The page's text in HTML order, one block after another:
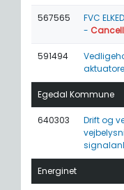
567565
FVC
-
591494
Egedal Kommune
640303
Drift og
Energinet